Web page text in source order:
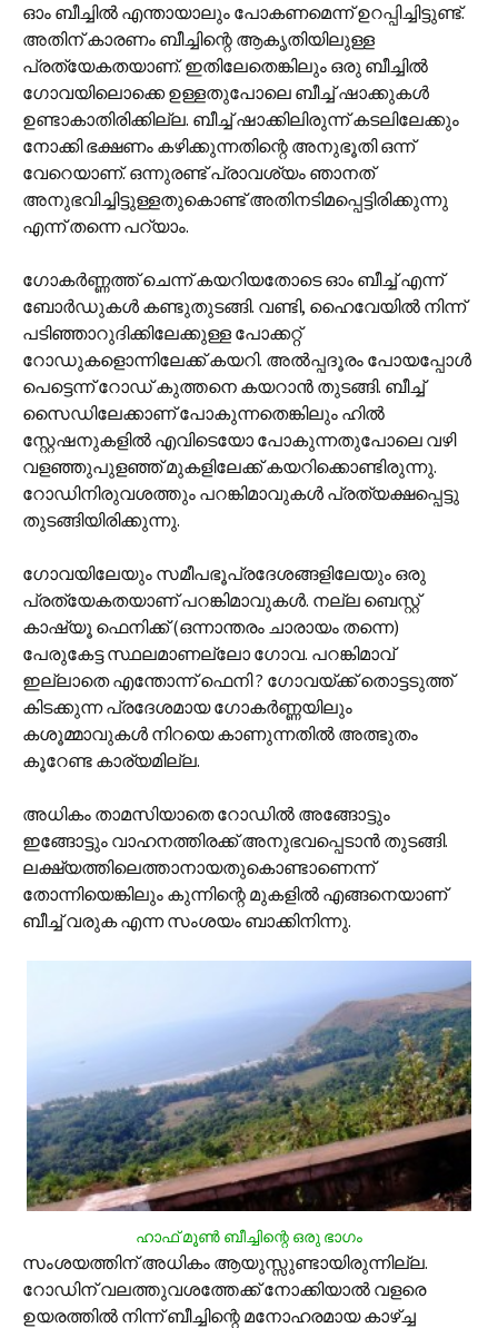
ഓം ബീച്ചില്‍ എന്തായാലും പോകണമെന്ന് ഉറപ്പിച്ചിട്ടുണ്ട്.
അതിന് കാരണം ബീച്ചിന്റെ ആകൃതിയിലുള്ള
പ്രത്യേകതയാണ്. ഇതിലേതെങ്കിലും ഒരു ബീച്ചില്‍
ഗോവയിലൊക്കെ ഉള്ളതുപോലെ ബീച്ച് ഷാക്കുകള്‍
ഉണ്ടാകാതിരിക്കില്ല. ബീച്ച് ഷാക്കിലിരുന്ന് കടലിലേക്കും
നോക്കി ഭക്ഷണം കഴിക്കുന്നതിന്റെ അനുഭൂതി ഒന്ന്
വേറെയാണ്. ഒന്നുരണ്ട് പ്രാവശ്യം ഞാനത്
അനുഭവിച്ചിട്ടുള്ളതുകൊണ്ട് അതിനടിമപ്പെട്ടിരിക്കുന്നു
എന്ന് തന്നെ പറ്യാം.
ഗോകര്‍ണ്ണത്ത് ചെന്ന് കയറിയതോടെ ഓം ബീച്ച് എന്ന്
ബോര്‍ഡുകള്‍ കണ്ടുതുടങ്ങി. വണ്ടി, ഹൈവേയില്‍ നിന്ന്
പടിഞ്ഞാറുദിക്കിലേക്കുള്ള പോക്കറ്റ്
റോഡുകളൊന്നിലേക്ക് കയറി. അല്‍പ്പദൂരം പോയപ്പോള്‍
പെട്ടെന്ന് റോഡ് കുത്തനെ കയറാന്‍ തുടങ്ങി. ബീച്ച്
സൈഡിലേക്കാണ് പോകുന്നതെങ്കിലും ഹില്‍
സ്റ്റേഷനുകളില്‍ എവിടെയോ പോകുന്നതുപോലെ വഴി
വളഞ്ഞുപുളഞ്ഞ് മുകളിലേക്ക് കയറിക്കൊണ്ടിരുന്നു.
റോഡിനിരുവശത്തും പറങ്കിമാവുകള്‍ പ്രത്യക്ഷപ്പെട്ടു
തുടങ്ങിയിരിക്കുന്നു.
ഗോവയിലേയും സമീപഭൂപ്രദേശങ്ങളിലേയും ഒരു
പ്രത്യേകതയാണ് പറങ്കിമാവുകള്‍. നല്ല ബെസ്റ്റ്
കാഷ്യൂ ഫെനിക്ക് (ഒന്നാന്തരം ചാരായം തന്നെ)
പേരുകേട്ട സ്ഥലമാണല്ലോ ഗോവ. പറങ്കിമാവ്
ഇല്ലാതെ എന്തോന്ന് ഫെനി ? ഗോവയ്ക്ക് തൊട്ടടുത്ത്
കിടക്കുന്ന പ്രദേശമായ ഗോകര്‍ണ്ണയിലും
കശൂമ്മാവുകള്‍ നിറയെ കാണുന്നതില്‍ അത്ഭുതം
കൂറേണ്ട കാര്യമില്ല.
അധികം താമസിയാതെ റോഡില്‍ അങ്ങോട്ടും
ഇങ്ങോട്ടും വാഹനത്തിരക്ക് അനുഭവപ്പെടാന്‍ തുടങ്ങി.
ലക്ഷ്യത്തിലെത്താനായതുകൊണ്ടാണെന്ന്
തോന്നിയെങ്കിലും കുന്നിന്റെ മുകളില്‍ എങ്ങനെയാണ്
ബീച്ച് വരുക എന്ന സംശയം ബാക്കിനിന്നു.
ഹാഫ് മൂണ്‍ ബീച്ചിന്റെ ഒരു ഭാഗം
സംശയത്തിന് അധികം ആയുസ്സുണ്ടായിരുന്നില്ല.
റോഡിന് വലത്തുവശത്തേക്ക് നോക്കിയാല്‍ വളരെ
ഉയരത്തില്‍ നിന്ന് ബീച്ചിന്റെ മനോഹരമായ കാഴ്ച്ച